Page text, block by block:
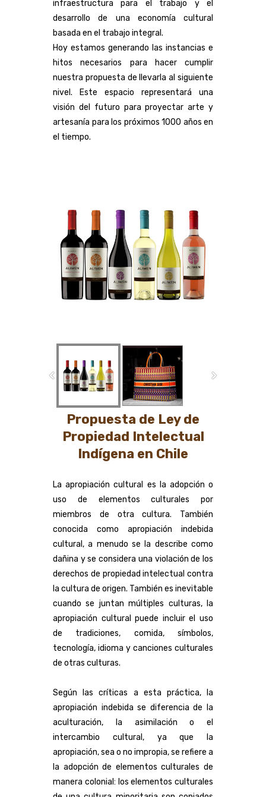
infraestructura para el trabajo y el
desarrollo de una economía cultural
basada en el trabajo integral.
Hoy estamos generando las instancias e
hitos necesarios para hacer cumplir
nuestra propuesta de llevarla al siguiente
nivel. Este espacio representará una
visión del futuro para proyectar arte y
artesanía para los próximos 1000 años en
el tiempo.
Propuesta de Ley de
Propiedad Intelectual
Indígena en Chile
La apropiación cultural es la adopción o
uso de elementos culturales por
miembros de otra cultura. También
conocida como apropiación indebida
cultural, a menudo se la describe como
dañina y se considera una violación de los
derechos de propiedad intelectual contra
la cultura de origen. También es inevitable
cuando se juntan múltiples culturas, la
apropiación cultural puede incluir el uso
de tradiciones, comida, símbolos,
tecnología, idioma y canciones culturales
de otras culturas.
Según las críticas a esta práctica, la
apropiación indebida se diferencia de la
aculturación, la asimilación o el
intercambio cultural, ya que la
apropiación, sea o no impropia, se refiere a
la adopción de elementos culturales de
manera colonial: los elementos culturales